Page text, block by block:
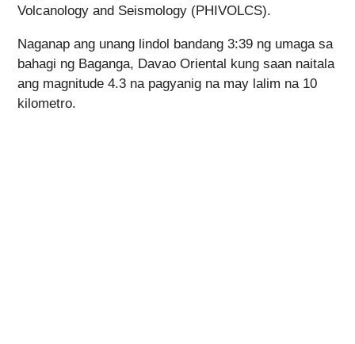
Volcanology and Seismology (PHIVOLCS).
Naganap ang unang lindol bandang 3:39 ng umaga sa
bahagi ng Baganga, Davao Oriental kung saan naitala
ang magnitude 4.3 na pagyanig na may lalim na 10
kilometro.